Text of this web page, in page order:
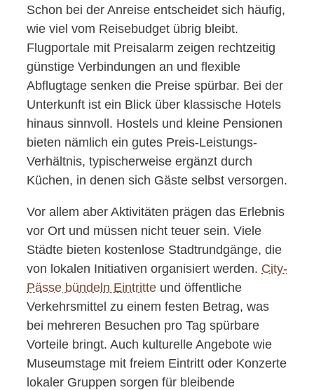
Schon bei der Anreise entscheidet sich häufig,
wie viel vom Reisebudget übrig bleibt.
Flugportale mit Preisalarm zeigen rechtzeitig
günstige Verbindungen an und flexible
Abflugtage senken die Preise spürbar. Bei der
Unterkunft ist ein Blick über klassische Hotels
hinaus sinnvoll. Hostels und kleine Pensionen
bieten nämlich ein gutes Preis-Leistungs-
Verhältnis, typischerweise ergänzt durch
Küchen, in denen sich Gäste selbst versorgen.
Vor allem aber Aktivitäten prägen das Erlebnis
vor Ort und müssen nicht teuer sein. Viele
Städte bieten kostenlose Stadtrundgänge, die
von lokalen Initiativen organisiert werden. City-
Pässe bündeln Eintritte und öffentliche
Verkehrsmittel zu einem festen Betrag, was
bei mehreren Besuchen pro Tag spürbare
Vorteile bringt. Auch kulturelle Angebote wie
Museumstage mit freiem Eintritt oder Konzerte
lokaler Gruppen sorgen für bleibende